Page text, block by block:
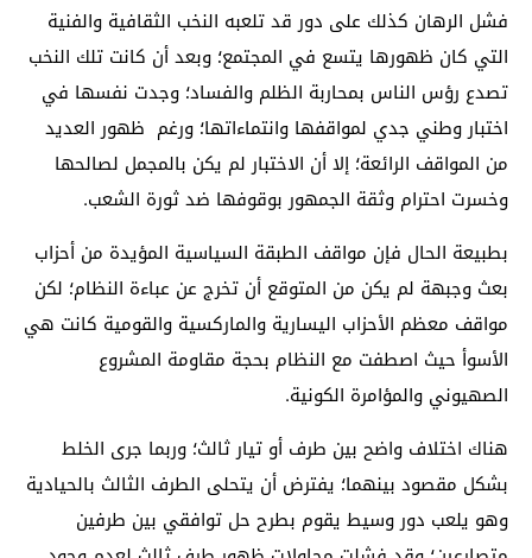
فشل الرهان كذلك على دور قد تلعبه النخب الثقافية والفنية
التي كان ظهورها يتسع في المجتمع؛ وبعد أن كانت تلك النخب
تصدع رؤس الناس بمحاربة الظلم والفساد؛ وجدت نفسها في
اختبار وطني جدي لمواقفها وانتماءاتها؛ ورغم ظهور العديد
من المواقف الرائعة؛ إلا أن الاختبار لم يكن بالمجمل لصالحها
وخسرت احترام وثقة الجمهور بوقوفها ضد ثورة الشعب.
بطبيعة الحال فإن مواقف الطبقة السياسية المؤيدة من أحزاب
بعث وجبهة لم يكن من المتوقع أن تخرج عن عباءة النظام؛ لكن
مواقف معظم الأحزاب اليسارية والماركسية والقومية كانت هي
الأسوأ حيث اصطفت مع النظام بحجة مقاومة المشروع
الصهيوني والمؤامرة الكونية.
هناك اختلاف واضح بين طرف أو تيار ثالث؛ وربما جرى الخلط
بشكل مقصود بينهما؛ يفترض أن يتحلى الطرف الثالث بالحيادية
وهو يلعب دور وسيط يقوم بطرح حل توافقي بين طرفين